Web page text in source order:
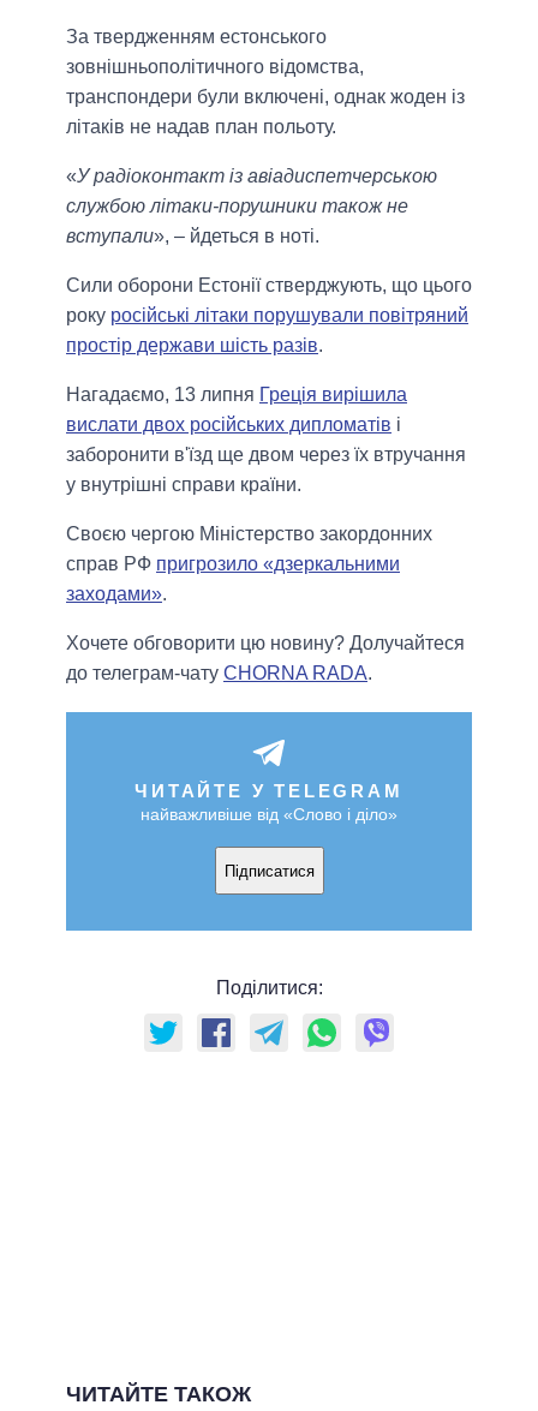
За твердженням естонського
зовнішньополітичного відомства,
транспондери були включені, однак жоден із
літаків не надав план польоту.
«У радіоконтакт із авіадиспетчерською
службою літаки-порушники також не
вступали», – йдеться в ноті.
Сили оборони Естонії стверджують, що цього
року російські літаки порушували повітряний
простір держави шість разів.
Нагадаємо, 13 липня Греція вирішила
вислати двох російських дипломатів і
заборонити в'їзд ще двом через їх втручання
у внутрішні справи країни.
Своєю чергою Міністерство закордонних
справ РФ пригрозило «дзеркальними
заходами».
Хочете обговорити цю новину? Долучайтеся
до телеграм-чату CHORNA RADA.
ЧИТАЙТЕ У TELEGRAM
найважливіше від «Слово і діло»
Підписатися
Поділитися:
ЧИТАЙТЕ ТАКОЖ